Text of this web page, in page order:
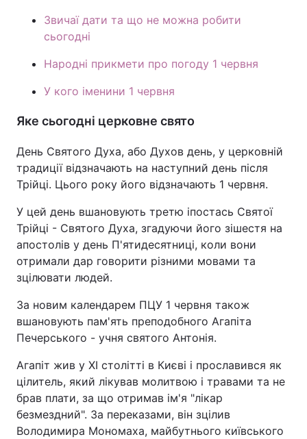
Звичаї дати та що не можна робити
сьогодні
Народні прикмети про погоду 1 червня
У кого іменини 1 червня
Яке сьогодні церковне свято
День Святого Духа, або Духов день, у церковній
традиції відзначають на наступний день після
Трійці. Цього року його відзначають 1 червня.
У цей день вшановують третю іпостась Святої
Трійці - Святого Духа, згадуючи його зішестя на
апостолів у день П'ятидесятниці, коли вони
отримали дар говорити різними мовами та
зцілювати людей.
За новим календарем ПЦУ 1 червня також
вшановують пам'ять преподобного Агапіта
Печерського - учня святого Антонія.
Агапіт жив у XI столітті в Києві і прославився як
цілитель, який лікував молитвою і травами та не
брав плати, за що отримав ім'я "лікар
безмездний". За переказами, він зцілив
Володимира Мономаха, майбутнього київського